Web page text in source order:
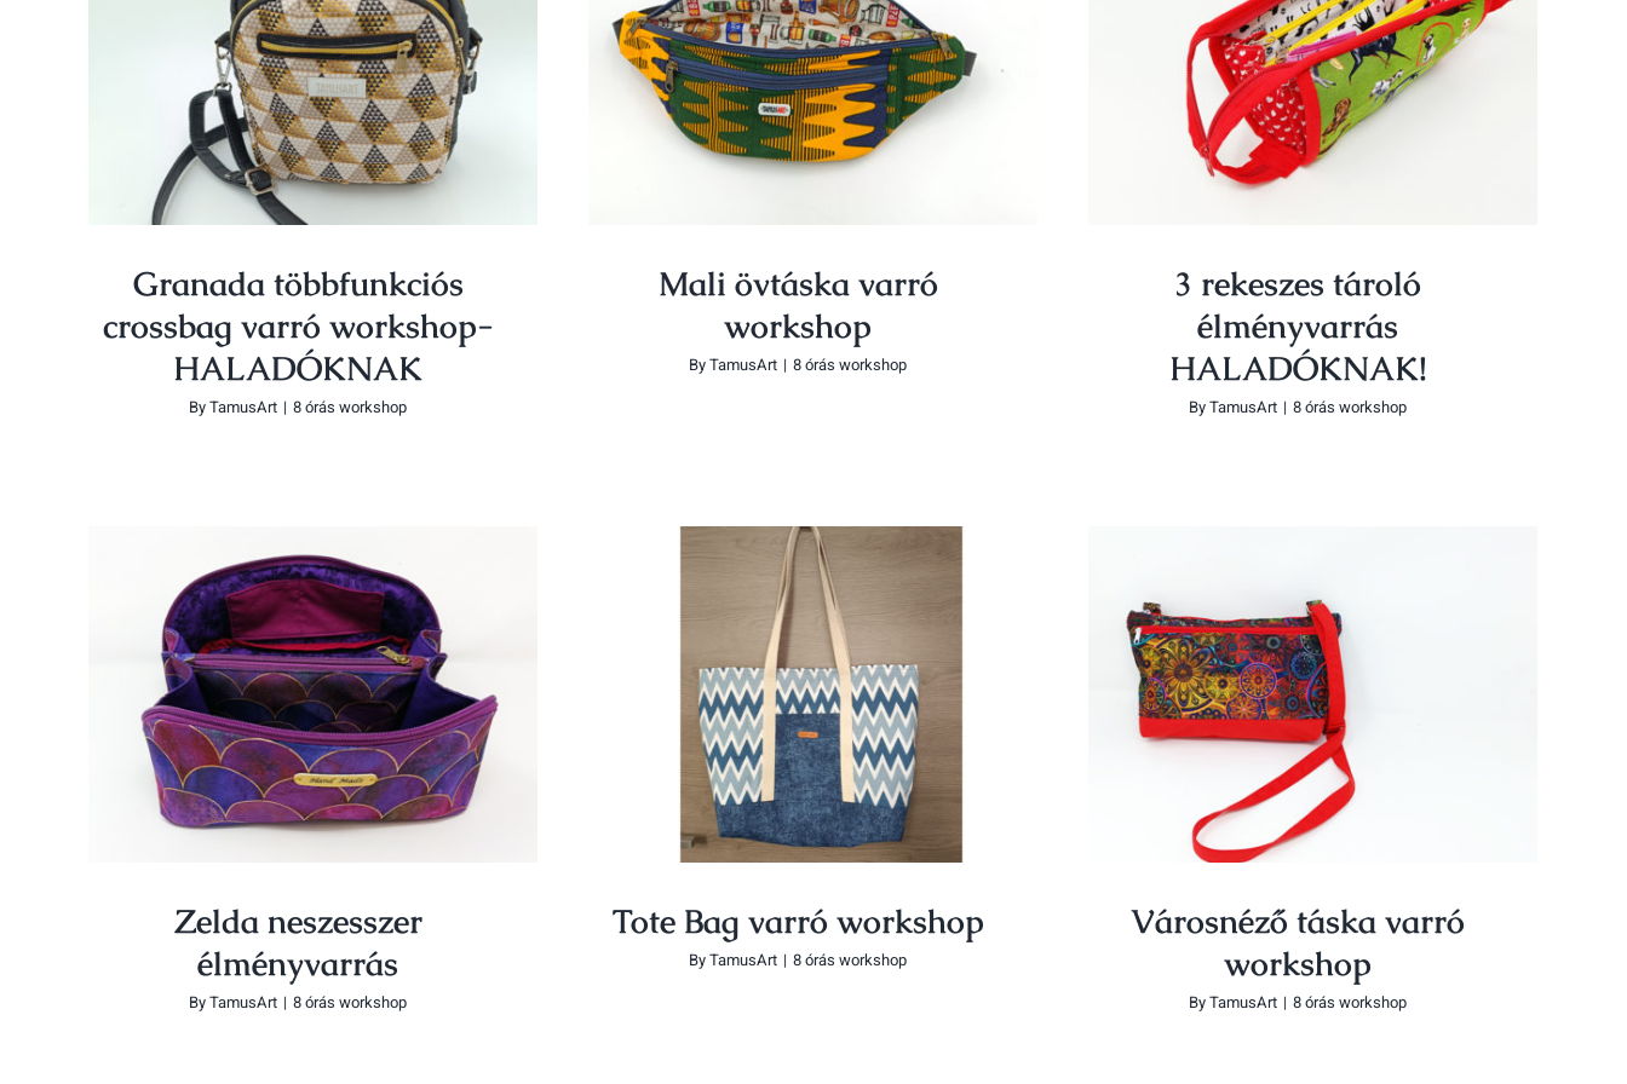
Granada többfunkciós crossbag
varró workshop-HALADÓKNAK
Granada többfunkciós
crossbag varró workshop-
HALADÓKNAK
ByTamusArt | 8 órás workshop
Mali övtáska varró workshop
Mali övtáska varró
workshop
ByTamusArt | 8 órás workshop
3 rekeszes tároló élményvarrás
HALADÓKNAK!
3 rekeszes tároló
élményvarrás
HALADÓKNAK!
ByTamusArt | 8 órás workshop
Zelda neszesszer élményvarrás
Zelda neszesszer
élményvarrás
ByTamusArt | 8 órás workshop
Tote Bag varró workshop
Tote Bag varró workshop
ByTamusArt | 8 órás workshop
Városnéző táska varró workshop
Városnéző táska varró
workshop
ByTamusArt | 8 órás workshop